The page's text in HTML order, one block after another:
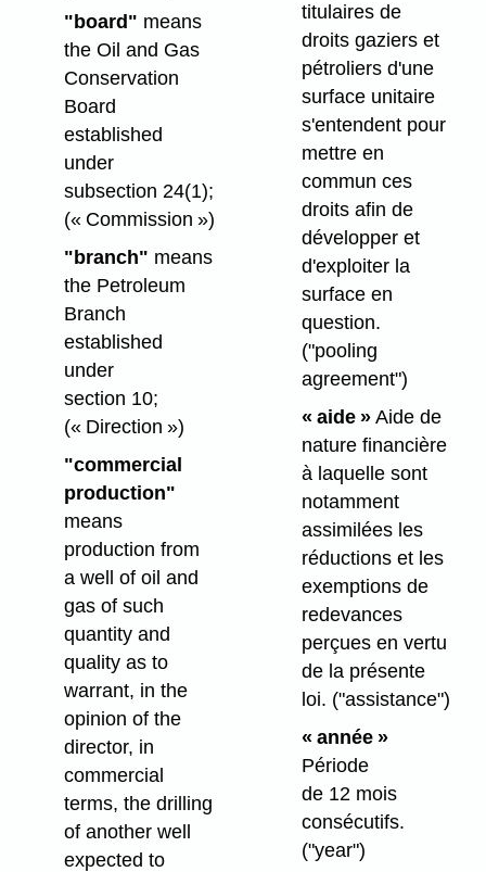
"board" means
the Oil and Gas
Conservation
Board
established
under
subsection 24(1);
(« Commission »)
"branch" means
the Petroleum
Branch
established
under
section 10;
(« Direction »)
"commercial
production"
means
production from
a well of oil and
gas of such
quantity and
quality as to
warrant, in the
opinion of the
director, in
commercial
terms, the drilling
of another well
expected to
titulaires de
droits gaziers et
pétroliers d'une
surface unitaire
s'entendent pour
mettre en
commun ces
droits afin de
développer et
d'exploiter la
surface en
question.
("pooling
agreement")
« aide »Aide de
nature financière
à laquelle sont
notamment
assimilées les
réductions et les
exemptions de
redevances
perçues en vertu
de la présente
loi. ("assistance")
« année »
Période
de 12 mois
consécutifs.
("year")